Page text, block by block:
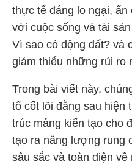
thực tế đáng lo ngại,
với cuộc sống và tài
Vì sao có động đất? và
giảm thiểu những rủi ro
Trong bài viết này,
tố cốt lõi đằng sau hiện
trúc mảng kiến tạo cho
tạo ra năng lượng rung
sâu sắc và toàn diện